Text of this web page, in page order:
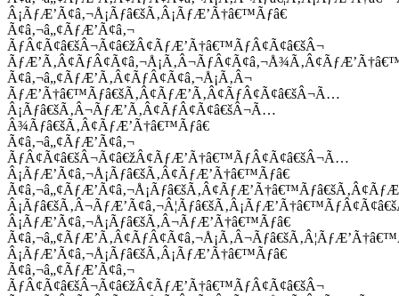
Â¡ÃƒÆ’Ã¢â‚¬Å¡Ãƒâ€šÃ‚Â¡ÃƒÆ’Ã†â€™Ãƒâ€
Ã¢â‚¬â„¢ÃƒÆ’Ã¢â‚¬
ÃƒÂ¢Ã¢â€šÂ¬Ã¢â€žÂ¢ÃƒÆ’Ã†â€™ÃƒÂ¢Ã¢â€šÂ¬
Ã¢â‚¬â„¢ÃƒÆ’Ã‚Â¢ÃƒÂ¢Ã¢â‚¬Å¡Ã‚Â¬
ÃƒÆ’Ã†â€™Ãƒâ€šÃ‚Â¢ÃƒÆ’Ã‚Â¢ÃƒÂ¢Ã¢â€šÂ¬Ã…
Â¡Ãƒâ€šÃ‚Â¬ÃƒÆ’Ã‚Â¢ÃƒÂ¢Ã¢â€šÂ¬Ã…
Â¾Ãƒâ€šÃ‚Â¢ÃƒÆ’Ã†â€™Ãƒâ€
Ã¢â‚¬â„¢ÃƒÆ’Ã¢â‚¬
ÃƒÂ¢Ã¢â€šÂ¬Ã¢â€žÂ¢ÃƒÆ’Ã†â€™ÃƒÂ¢Ã¢â€šÂ¬Ã…
Â¡ÃƒÆ’Ã¢â‚¬Å¡Ãƒâ€šÃ‚Â¢ÃƒÆ’Ã†â€™Ãƒâ€
Â¡ÃƒÆ’Ã¢â‚¬Å¡Ãƒâ€šÃ‚Â¬ÃƒÆ’Ã†â€™Ãƒâ€
Â¡ÃƒÆ’Ã¢â‚¬Å¡Ãƒâ€šÃ‚Â¡ÃƒÆ’Ã†â€™Ãƒâ€
Ã¢â‚¬â„¢ÃƒÆ’Ã¢â‚¬
ÃƒÂ¢Ã¢â€šÂ¬Ã¢â€žÂ¢ÃƒÆ’Ã†â€™ÃƒÂ¢Ã¢â€šÂ¬